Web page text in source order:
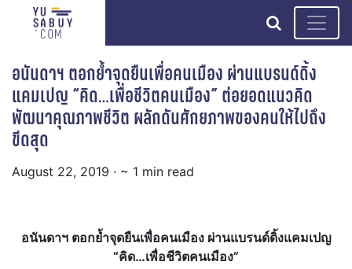
search
อนันดาฯ ตอกย้ำจุดยืนเพื่อคนเมือง ผ่านแบรนด์ดิ้ง
แคมเปญ “คิด…เพื่อชีวิตคนเมือง” ต่อยอดแนวคิด
พัฒนาคุณภาพชีวิต ผลักดันศักยภาพของคนให้ไปถึง
ขีดสุด
August 22, 2019 · ~ 1 min read
อนันดาฯ ตอกย้ำจุดยืนเพื่อคนเมือง ผ่านแบรนด์ดิ้งแคมเปญ
“คิด…เพื่อชีวิตคนเมือง”